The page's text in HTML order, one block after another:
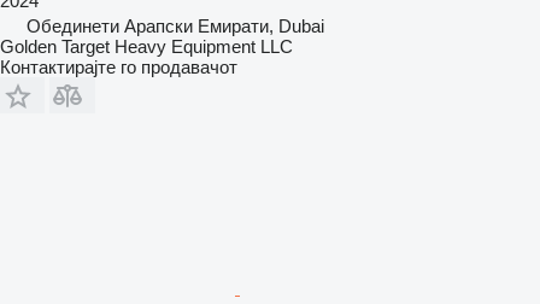
Обединети Арапски Емирати, Dubai
Golden Target Heavy Equipment LLC
Контактирајте го продавачот